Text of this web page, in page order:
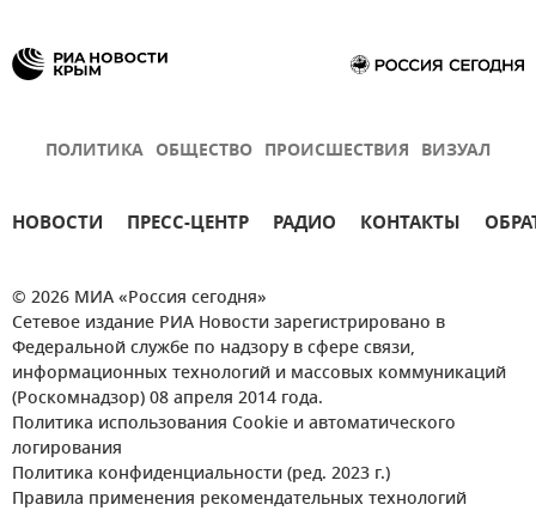
ПОЛИТИКА ОБЩЕСТВО ПРОИСШЕСТВИЯ ВИЗУАЛ
НОВОСТИ ПРЕСС-ЦЕНТР РАДИО КОНТАКТЫ
© 2026 МИА «Россия сегодня»
Сетевое издание РИА Новости зарегистрировано в
Федеральной службе по надзору в сфере связи,
информационных технологий и массовых коммуникаций
(Роскомнадзор) 08 апреля 2014 года.
Политика использования Cookie и автоматического
логирования
Политика конфиденциальности (ред. 2023 г.)
Правила применения рекомендательных технологий